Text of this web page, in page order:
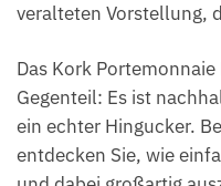
veralteten Vorstellung,
Das Kork
Gegenteil: Es ist
ein echter Hingucker.
entdecken Sie, wie